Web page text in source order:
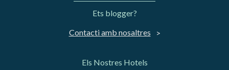
Ets blogger?
Contacti amb nosaltres
Els Nostres Hotels